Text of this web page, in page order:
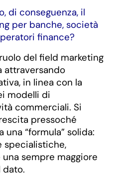
di conseguenza, il
per banche, società
finance?
del field marketing
attraversando
in linea con la
modelli di
commerciali. Si
pressoché
“formula” solida:
specialistiche,
sempre maggiore